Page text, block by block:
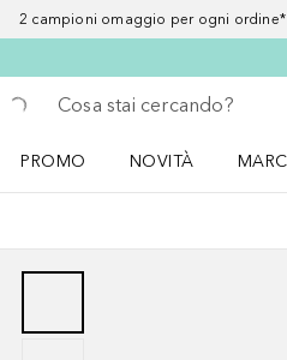
2 campioni omaggio per ogni
Torna indietro
Esegui ricerca
PROMO
NOVITÀ